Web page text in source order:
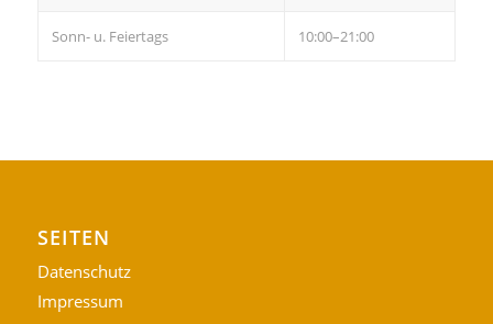
Sonn- u. Feiertags 10:00–21:00
SEITEN
Datenschutz
Impressum